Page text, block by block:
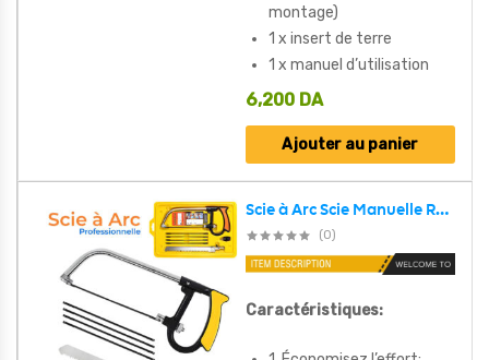
montage)
1 x insert de terre
1 x manuel d’utilisation
6,200 DA
Ajouter au panier
Scie à Arc Scie Manuelle Réglable Professionnelle Pvc Bois Fer 3 Fonctions De Réglage
(0)
Caractéristiques: